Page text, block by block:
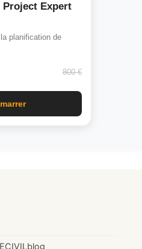
Project Expert
planification de
800 €